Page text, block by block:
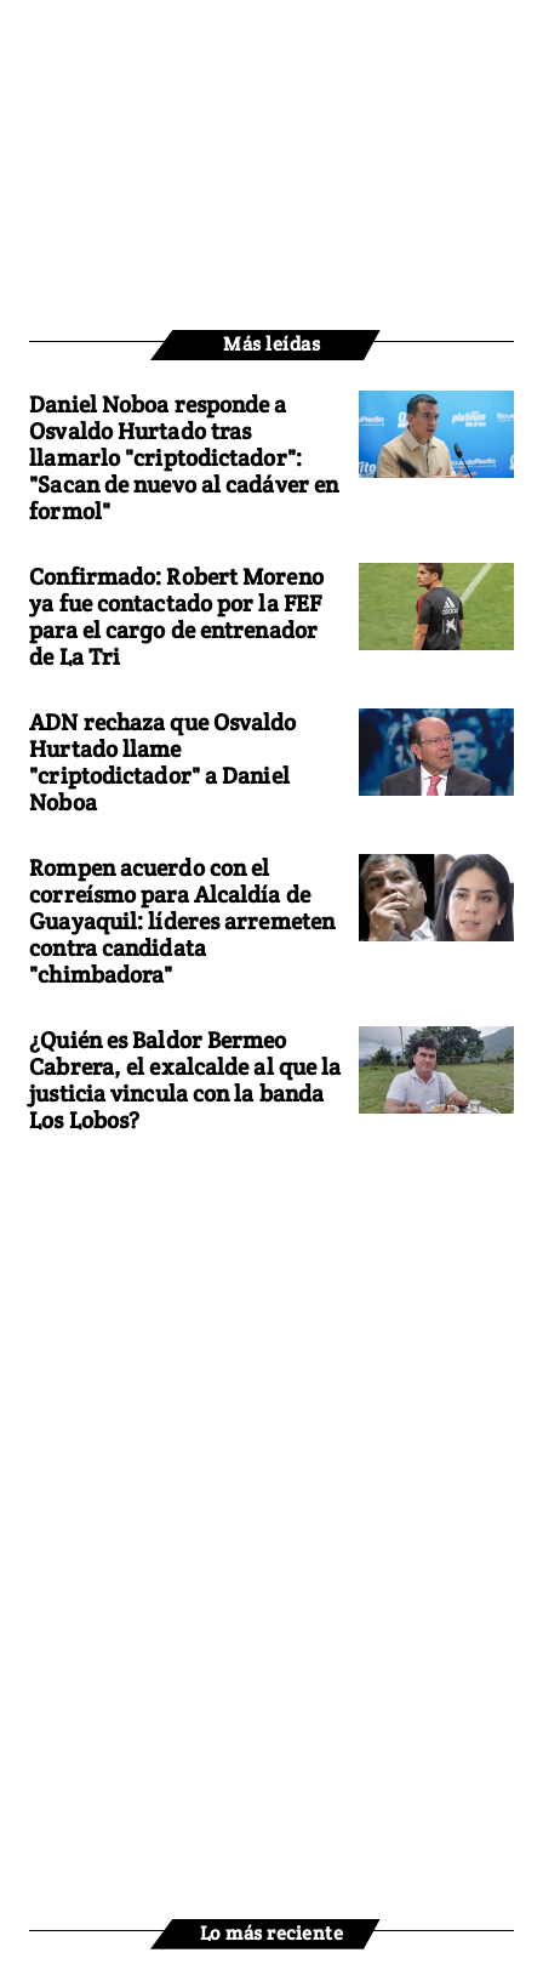
Más leídas
Daniel Noboa responde a
Osvaldo Hurtado tras
llamarlo "criptodictador":
"Sacan de nuevo al cadáver en
formol"
Confirmado: Robert Moreno
ya fue contactado por la FEF
para el cargo de entrenador
de La Tri
ADN rechaza que Osvaldo
Hurtado llame
"criptodictador" a Daniel
Noboa
Rompen acuerdo con el
correísmo para Alcaldía de
Guayaquil: líderes arremeten
contra candidata
"chimbadora"
¿Quién es Baldor Bermeo
Cabrera, el exalcalde al que la
justicia vincula con la banda
Los Lobos?
Lo más reciente